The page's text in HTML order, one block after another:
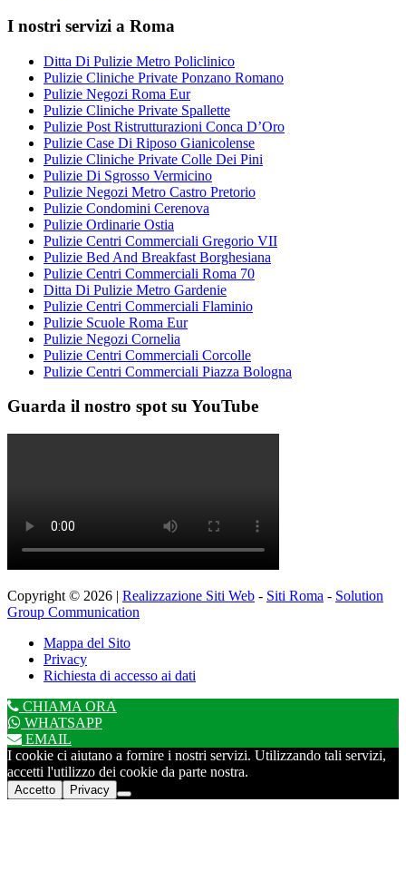
I nostri servizi a Roma
Ditta Di Pulizie Metro Policlinico
Pulizie Cliniche Private Ponzano Romano
Pulizie Negozi Roma Eur
Pulizie Cliniche Private Spallette
Pulizie Post Ristrutturazioni Conca D’Oro
Pulizie Case Di Riposo Gianicolense
Pulizie Cliniche Private Colle Dei Pini
Pulizie Di Sgrosso Vermicino
Pulizie Negozi Metro Castro Pretorio
Pulizie Condomini Cerenova
Pulizie Ordinarie Ostia
Pulizie Centri Commerciali Gregorio VII
Pulizie Bed And Breakfast Borghesiana
Pulizie Centri Commerciali Roma 70
Ditta Di Pulizie Metro Gardenie
Pulizie Centri Commerciali Flaminio
Pulizie Scuole Roma Eur
Pulizie Negozi Cornelia
Pulizie Centri Commerciali Corcolle
Pulizie Centri Commerciali Piazza Bologna
Guarda il nostro spot su YouTube
Copyright © 2026 | Realizzazione Siti Web - Siti Roma - Solution
Group Communication
Mappa del Sito
Privacy
Richiesta di accesso ai dati
CHIAMA ORA
WHATSAPP
EMAIL
I cookie ci aiutano a fornire i nostri servizi. Utilizzando tali servizi,
accetti l'utilizzo dei cookie da parte nostra.
Accetto Privacy